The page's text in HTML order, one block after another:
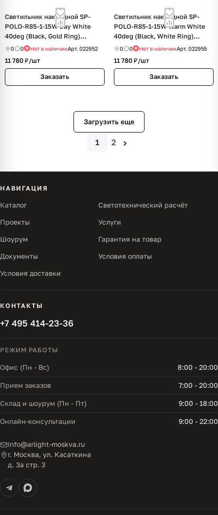
Светильник накладной SP-
POLO-R85-1-15W Day White
40deg (Black, Gold Ring)
(Arlight, IP20 Металл, 3 года)
0 0 Нет в наличииАрт. 022952
11 780 ₽/шт
Заказать
Светильник накладной SP-
POLO-R85-1-15W Warm White
40deg (Black, White Ring)
(Arlight, IP20 Металл, 3 года)
0 0 Нет в наличииАрт. 022955
11 780 ₽/шт
Заказать
Загрузить еще
1 2 ›
НАВИГАЦИЯ
Каталог Светотехнический расчёт
Проекты Услуги
Шоурум Гарантия на товар
Документы Условия оплаты
Условия доставки
КОНТАКТЫ
+7 495 414-23-36
РЕЖИМ РАБОТЫ
Офис (Пн - Вс) 8:00 - 20:00
Прием заказов 7:00 - 20:00
Склад и шоурум (Пн - Пт) 9:00 - 18:00
Онлайн-консультации 9:00 - 22:00
info@arlight-moskva.ru
г. Москва, ул. Касаткина
д. 3а стр. 3